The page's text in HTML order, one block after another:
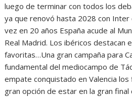
luego de terminar con todos los
ya que renovó hasta 2028 con
vez en 20 años España acude al
Real Madrid. Los ibéricos destacan
favoritas…Una gran campaña para
fundamental del mediocampo de
empate conquistado en Valencia
gran opción de estar en la gran final